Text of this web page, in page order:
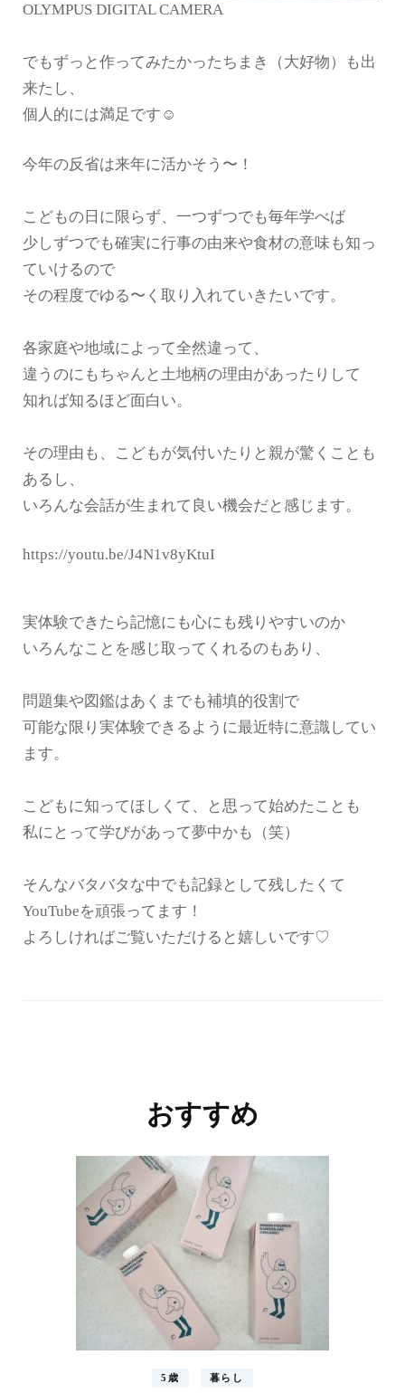
OLYMPUS DIGITAL CAMERA
でもずっと作ってみたかったちまき（大好物）も出
来たし、
個人的には満足です☺︎
今年の反省は来年に活かそう〜！
こどもの日に限らず、一つずつでも毎年学べば
少しずつでも確実に行事の由来や食材の意味も知っ
ていけるので
その程度でゆる〜く取り入れていきたいです。
各家庭や地域によって全然違って、
違うのにもちゃんと土地柄の理由があったりして
知れば知るほど面白い。
その理由も、こどもが気付いたりと親が驚くことも
あるし、
いろんな会話が生まれて良い機会だと感じます。
https://youtu.be/J4N1v8yKtuI
実体験できたら記憶にも心にも残りやすいのか
いろんなことを感じ取ってくれるのもあり、
問題集や図鑑はあくまでも補填的役割で
可能な限り実体験できるように最近特に意識してい
ます。
こどもに知ってほしくて、と思って始めたことも
私にとって学びがあって夢中かも（笑）
そんなバタバタな中でも記録として残したくて
YouTubeを頑張ってます！
よろしければご覧いただけると嬉しいです♡
おすすめ
5歳 暮らし